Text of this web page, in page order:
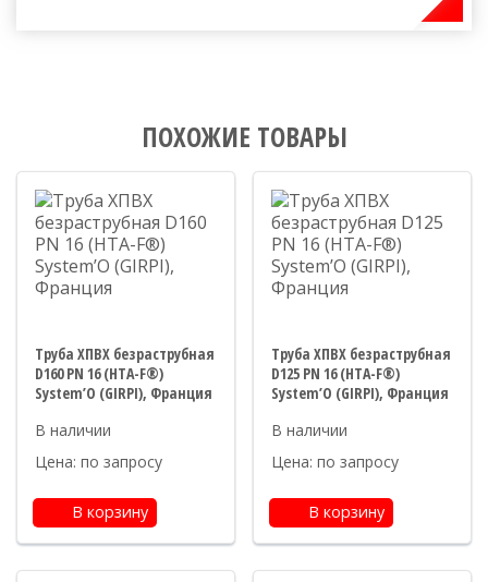
ПОХОЖИЕ ТОВАРЫ
Труба ХПВХ безраструбная
D160 PN 16 (HTA-F®)
System’O (GIRPI), Франция
Цена: по запросу
В корзину
Труба ХПВХ безраструбная
D125 PN 16 (HTA-F®)
System’O (GIRPI), Франция
Цена: по запросу
В корзину